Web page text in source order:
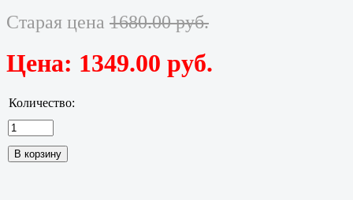
Старая цена 1680.00 руб.
Цена: 1349.00 руб.
Количество: